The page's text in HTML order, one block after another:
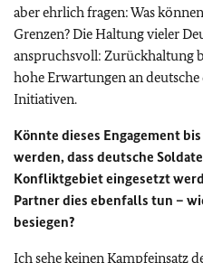
aber ehrlich fragen: Was
Grenzen? Die Haltung vieler
anspruchsvoll: Zurückhaltung
hohe Erwartungen an
Initiativen.
Könnte dieses Engagement
werden, dass deutsche
Konfliktgebiet eingesetzt
Partner dies ebenfalls tun –
besiegen?
Ich sehe keinen Kampfeinsatz